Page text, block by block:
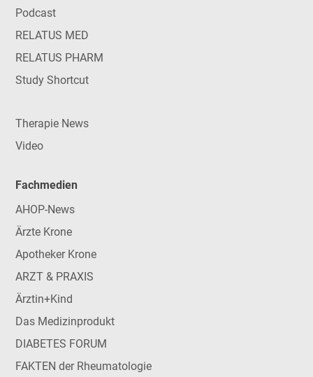
Podcast
RELATUS MED
RELATUS PHARM
Study Shortcut
Therapie News
Video
Fachmedien
AHOP-News
Ärzte Krone
Apotheker Krone
ARZT & PRAXIS
Ärztin+Kind
Das Medizinprodukt
DIABETES FORUM
FAKTEN der Rheumatologie